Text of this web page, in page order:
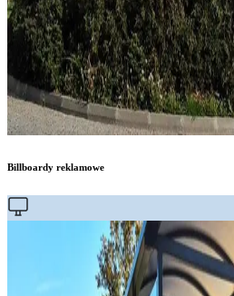
Billboardy reklamowe